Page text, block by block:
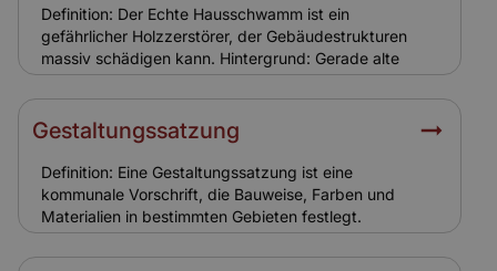
Erhaltungsaufwand. Relevanz für Versicherung: Eine
solide Finanzierung stellt sicher, dass Sanierungen
fachgerecht erfolgen. Für Versicherungen bedeutet
dies eine geringere Schadenanfälligkeit und
realistische Versicherungssummen.
Definition: Der Echte Hausschwamm ist ein
gefährlicher Holzzerstörer, der Gebäudestrukturen
massiv schädigen kann. Hintergrund: Gerade alte
Holzkonstruktionen in Ensemble-Gebäuden sind
gefährdet. Der Pilz breitet sich unbemerkt aus und
verursacht hohe Sanierungskosten. Relevanz für
Versicherung: Schäden durch Hausschwamm sind
meist nicht versichert, da sie als
Instandhaltungsproblem gelten. Eigentümer müssen
hier selbst vorsorgen.
Gestaltungssatzung
Definition: Eine Gestaltungssatzung ist eine
kommunale Vorschrift, die Bauweise, Farben und
Materialien in bestimmten Gebieten festlegt.
Hintergrund: In Ensemble- oder Altstadtbereichen
dient sie dazu, das Ortsbild zu bewahren. Eigentümer